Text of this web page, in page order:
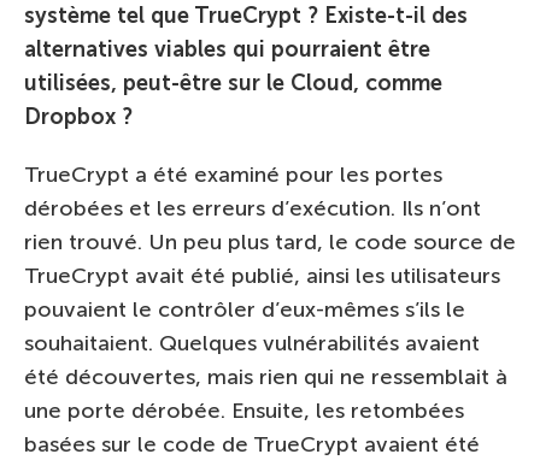
système tel que TrueCrypt ? Existe-t-il des
alternatives viables qui pourraient être
utilisées, peut-être sur le Cloud, comme
Dropbox ?
TrueCrypt a été examiné pour les portes
dérobées et les erreurs d’exécution. Ils n’ont
rien trouvé. Un peu plus tard, le code source de
TrueCrypt avait été publié, ainsi les utilisateurs
pouvaient le contrôler d’eux-mêmes s’ils le
souhaitaient. Quelques vulnérabilités avaient
été découvertes, mais rien qui ne ressemblait à
une porte dérobée. Ensuite, les retombées
basées sur le code de TrueCrypt avaient été